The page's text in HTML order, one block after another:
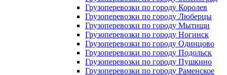
Грузоперевозки по городу Королев
Грузоперевозки по городу Люберцы
Грузоперевозки по городу Мытищи
Грузоперевозки по городу Ногинск
Грузоперевозки по городу Одинцово
Грузоперевозки по городу Подольск
Грузоперевозки по городу Пушкино
Грузоперевозки по городу Раменское